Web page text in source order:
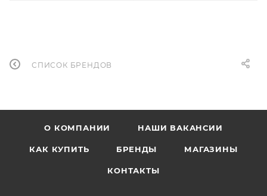
СПИСОК БРЕНДОВ
О КОМПАНИИ НАШИ ВАКАНСИИ
КАК КУПИТЬ БРЕНДЫ МАГАЗИНЫ
КОНТАКТЫ